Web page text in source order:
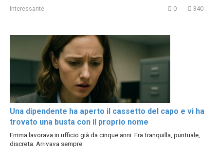
Interessante 0 340
Una dipendente ha aperto il cassetto del capo e vi ha
trovato una busta con il proprio nome
Emma lavorava in ufficio già da cinque anni. Era tranquilla, puntuale,
discreta. Arrivava sempre